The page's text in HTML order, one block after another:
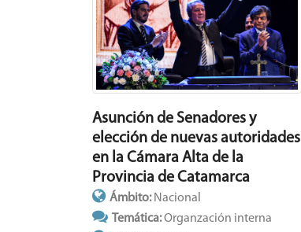
Asunción de Senadores y
elección de nuevas autoridades
en la Cámara Alta de la
Provincia de Catamarca
Ámbito:Nacional
Temática:Organzación interna